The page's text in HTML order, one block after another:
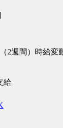
2週間）時給変
給